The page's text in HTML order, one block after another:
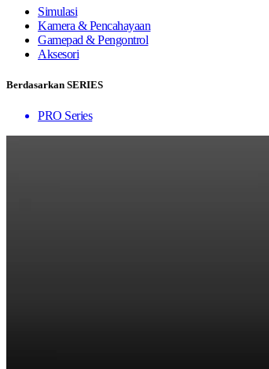
Simulasi
Kamera & Pencahayaan
Gamepad & Pengontrol
Aksesori
Berdasarkan SERIES
PRO Series